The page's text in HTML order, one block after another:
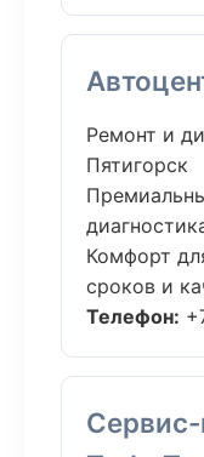
Ремонт и
Пятигорск
Комфорт
сроков и
Телефон: